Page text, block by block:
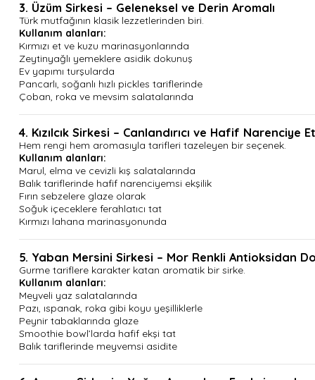
3. Üzüm Sirkesi – Geleneksel ve Derin Aromalı
Türk mutfağının klasik lezzetlerinden biri.
Kullanım alanları:
Kırmızı et ve kuzu marinasyonlarında
Zeytinyağlı yemeklere asidik dokunuş
Ev yapımı turşularda
Pancarlı, soğanlı hızlı pickles tariflerinde
Çoban, roka ve mevsim salatalarında
4. Kızılcık Sirkesi – Canlandırıcı ve Hafif Narenciye
Hem rengi hem aromasıyla tarifleri tazeleyen bir seçenek.
Kullanım alanları:
Marul, elma ve cevizli kış salatalarında
Balık tariflerinde hafif narenciyemsi ekşilik
Fırın sebzelere glaze olarak
Soğuk içeceklere ferahlatıcı tat
Kırmızı lahana marinasyonunda
5. Yaban Mersini Sirkesi – Mor Renkli Antioksidan
Gurme tariflere karakter katan aromatik bir sirke.
Kullanım alanları:
Meyveli yaz salatalarında
Pazı, ıspanak, roka gibi koyu yeşilliklerle
Peynir tabaklarında glaze
Smoothie bowl’larda hafif ekşi tat
Balık tariflerinde meyvemsi asidite